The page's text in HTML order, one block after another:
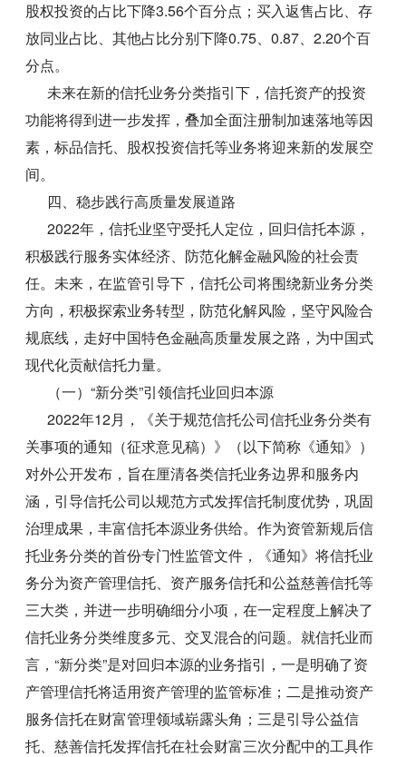
股权投资的占比下降3.56个百分点；买入返售占比、存
放同业占比、其他占比分别下降0.75、0.87、2.20个百
分点。
未来在新的信托业务分类指引下，信托资产的投资
功能将得到进一步发挥，叠加全面注册制加速落地等因
素，标品信托、股权投资信托等业务将迎来新的发展空
间。
四、稳步践行高质量发展道路
2022年，信托业坚守受托人定位，回归信托本源，
积极践行服务实体经济、防范化解金融风险的社会责
任。未来，在监管引导下，信托公司将围绕新业务分类
方向，积极探索业务转型，防范化解风险，坚守风险合
规底线，走好中国特色金融高质量发展之路，为中国式
现代化贡献信托力量。
（一）“新分类”引领信托业回归本源
2022年12月，《关于规范信托公司信托业务分类有
关事项的通知（征求意见稿）》（以下简称《通知》）
对外公开发布，旨在厘清各类信托业务边界和服务内
涵，引导信托公司以规范方式发挥信托制度优势，巩固
治理成果，丰富信托本源业务供给。作为资管新规后信
托业务分类的首份专门性监管文件，《通知》将信托业
务分为资产管理信托、资产服务信托和公益慈善信托等
三大类，并进一步明确细分小项，在一定程度上解决了
信托业务分类维度多元、交叉混合的问题。就信托业而
言，“新分类”是对回归本源的业务指引，一是明确了资
产管理信托将适用资产管理的监管标准；二是推动资产
服务信托在财富管理领域崭露头角；三是引导公益信
托、慈善信托发挥信托在社会财富三次分配中的工具作